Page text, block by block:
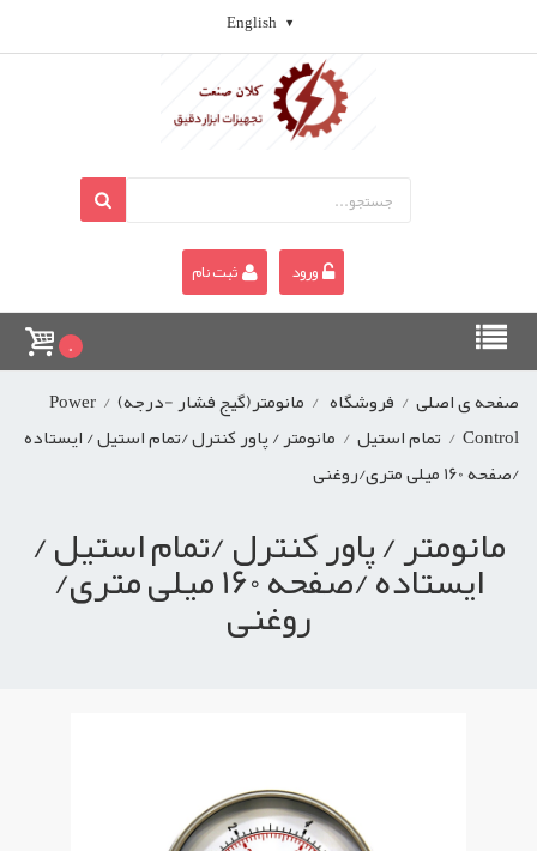
English
ورود ثبت نام
0
صفحه ی اصلی / فروشگاه / مانومتر(گیج فشار -درجه) /
Power
Control
/ تمام استیل / مانومتر / پاور کنترل /تمام استیل / ایستاده
/صفحه 160 میلی متری/روغنی
مانومتر / پاور کنترل /تمام استیل /
ایستاده /صفحه 160 میلی متری/روغنی